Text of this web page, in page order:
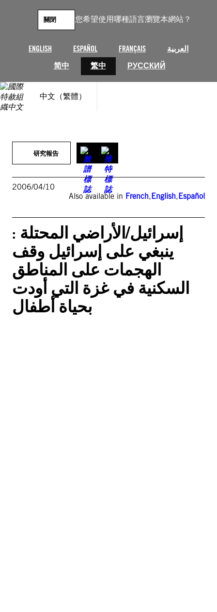
您希望使用哪種語言瀏覽本網站？
ENGLISH ESPAÑOL FRANÇAIS
العربية
简中
繁中 РУССКИЙ
關閉
中文（繁體）
研究報告
2006/04/10
Also available in French,English,Español
إسرائيل/الأراضي المحتلة :
ينبغي على إسرائيل وقف
الهجمات على المناطق
السكنية في غزة التي أودت
بحياة أطفال